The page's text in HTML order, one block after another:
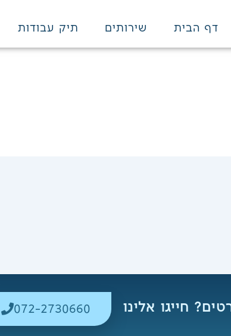
דף הבית שירותים תיק עבודות
חייגו אלינו 072-2730660